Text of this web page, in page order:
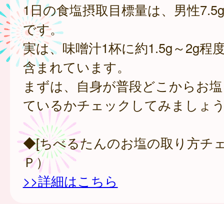
1日の食塩摂取目標量は、男性
です。
実は、味噌汁1杯に約1.5g～2g程
含まれています。
まずは、自身が普段どこからお
ているかチェックしてみましょ
◆[ちべるたんのお塩の取り方チ
Ｐ）
>>詳細はこちら